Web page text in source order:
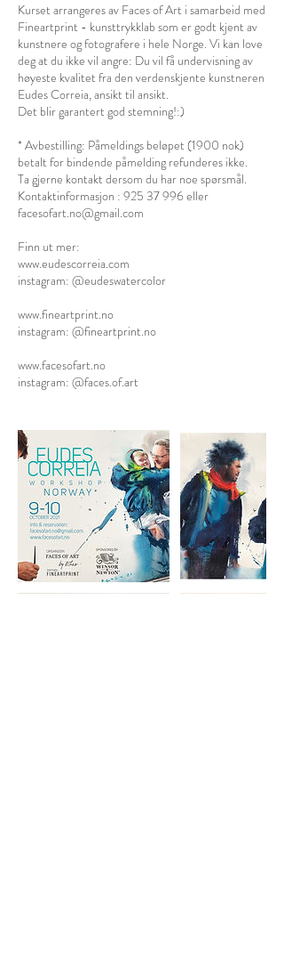
Kurset arrangeres av Faces of Art i samarbeid med
Fineartprint - kunsttrykklab som er godt kjent av
kunstnere og fotografere i hele Norge. Vi kan love
deg at du ikke vil angre: Du vil få undervisning av
høyeste kvalitet fra den verdenskjente kunstneren
Eudes Correia, ansikt til ansikt.
Det blir garantert god stemning!:)
* Avbestilling: Påmeldings beløpet (1900 nok)
betalt for bindende påmelding refunderes ikke.
Ta gjerne kontakt dersom du har noe spørsmål.
Kontaktinformasjon : 925 37 996 eller
facesofart.no@gmail.com
Finn ut mer:
www.eudescorreia.com
instagram: @eudeswatercolor
www.fineartprint.no
instagram: @fineartprint.no
www.facesofart.no